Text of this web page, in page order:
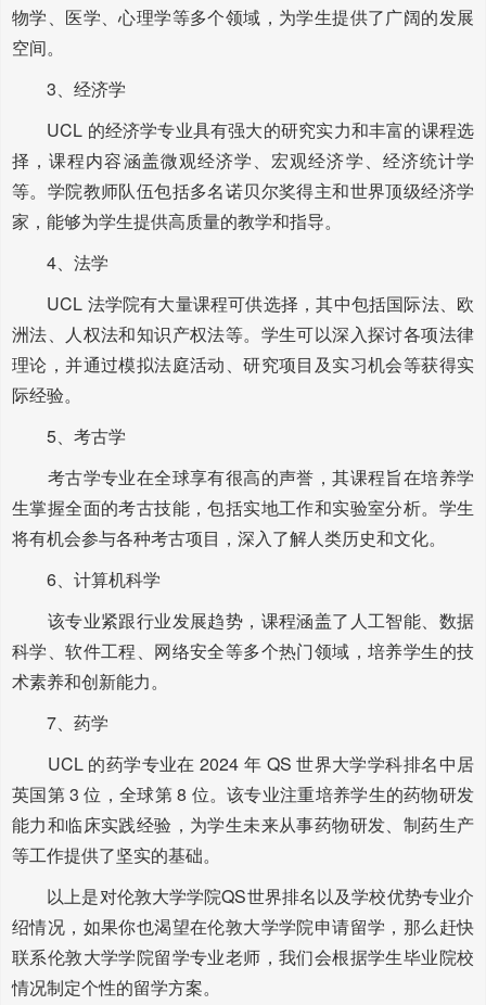
物学、医学、心理学等多个领域，为学生提供了广阔的发展
空间。
3、经济学
UCL 的经济学专业具有强大的研究实力和丰富的课程选
择，课程内容涵盖微观经济学、宏观经济学、经济统计学
等。学院教师队伍包括多名诺贝尔奖得主和世界顶级经济学
家，能够为学生提供高质量的教学和指导。
4、法学
UCL 法学院有大量课程可供选择，其中包括国际法、欧
洲法、人权法和知识产权法等。学生可以深入探讨各项法律
理论，并通过模拟法庭活动、研究项目及实习机会等获得实
际经验。
5、考古学
考古学专业在全球享有很高的声誉，其课程旨在培养学
生掌握全面的考古技能，包括实地工作和实验室分析。学生
将有机会参与各种考古项目，深入了解人类历史和文化。
6、计算机科学
该专业紧跟行业发展趋势，课程涵盖了人工智能、数据
科学、软件工程、网络安全等多个热门领域，培养学生的技
术素养和创新能力。
7、药学
UCL 的药学专业在 2024 年 QS 世界大学学科排名中居
英国第 3 位，全球第 8 位。该专业注重培养学生的药物研发
能力和临床实践经验，为学生未来从事药物研发、制药生产
等工作提供了坚实的基础。
以上是对伦敦大学学院QS世界排名以及学校优势专业介
绍情况，如果你也渴望在伦敦大学学院申请留学，那么赶快
联系伦敦大学学院留学专业老师，我们会根据学生毕业院校
情况制定个性的留学方案。